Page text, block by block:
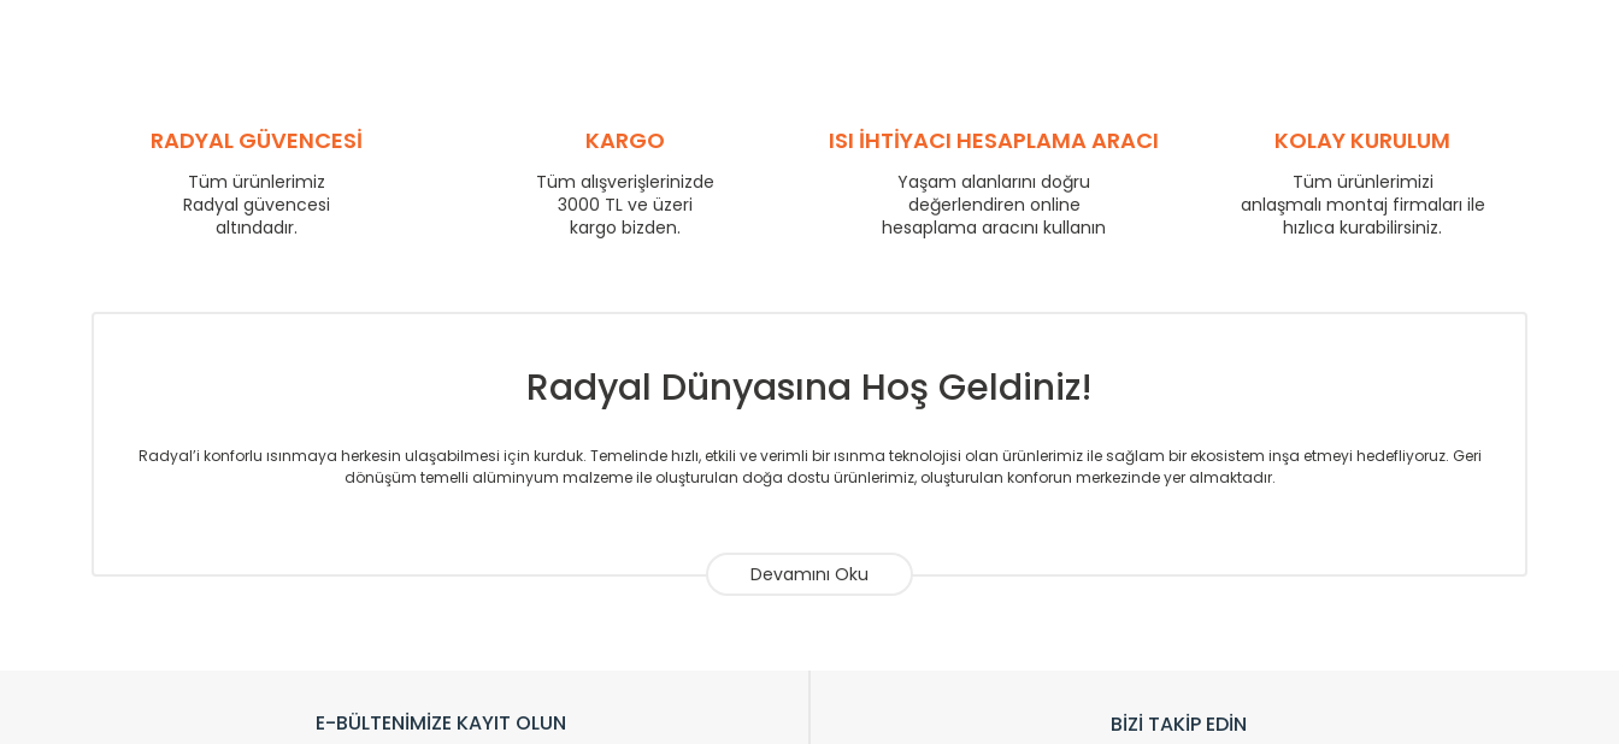
RADYAL GÜVENCESİ
Tüm ürünlerimiz
Radyal güvencesi
altındadır.
KARGO
Tüm alışverişlerinizde
3000 TL ve üzeri
kargo bizden.
ISI İHTİYACI HESAPLAMA ARACI
Yaşam alanlarını doğru
değerlendiren online
hesaplama aracını kullanın
KOLAY KURULUM
Tüm ürünlerimizi
anlaşmalı montaj firmaları ile
hızlıca kurabilirsiniz.
Radyal Dünyasına Hoş Geldiniz!
Radyal’i konforlu ısınmaya herkesin ulaşabilmesi için kurduk. Temelinde hızlı, etkili ve verimli bir ısınma teknolojisi olan ürünlerimiz ile sağlam bir ekosistem inşa etmeyi hedefliyoruz. Geri
dönüşüm temelli alüminyum malzeme ile oluşturulan doğa dostu ürünlerimiz, oluşturulan konforun merkezinde yer almaktadır.
Avrupa’ya yapmakta olduğu ihracat ile de ürünlerinde sadece tasarımın ön planda olmadığını aynı zamanda kalite olarak ta en üst seviyede olduğunu göstermiştir.
Klasik modellerimizin yanında, modern hatları ile de dikkat çeken tasarım radyatörlerimiz veülkemizdeki birçok elite projede tercih edilmekte, mimarların kişiselleştirilmiş çözümlerinde
E-BÜLTENİMİZE KAYIT OLUN BİZİ TAKİP EDİN